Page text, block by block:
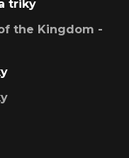
triky
the Kingdom -